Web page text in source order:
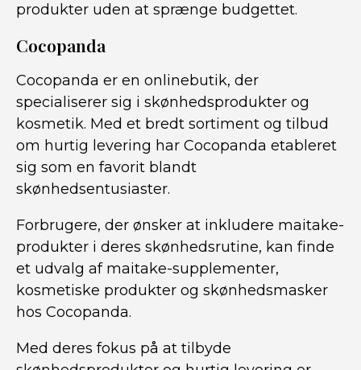
produkter uden at sprænge budgettet.
Cocopanda
Cocopanda er en onlinebutik, der
specialiserer sig i skønhedsprodukter og
kosmetik. Med et bredt sortiment og tilbud
om hurtig levering har Cocopanda etableret
sig som en favorit blandt
skønhedsentusiaster.
Forbrugere, der ønsker at inkludere maitake-
produkter i deres skønhedsrutine, kan finde
et udvalg af maitake-supplementer,
kosmetiske produkter og skønhedsmasker
hos Cocopanda.
Med deres fokus på at tilbyde